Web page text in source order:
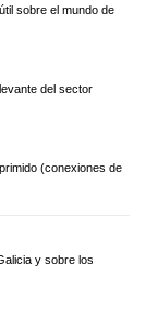
sobre el mundo de
del sector
(conexiones de
y sobre los